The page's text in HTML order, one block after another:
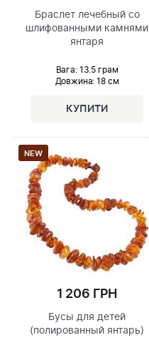
Браслет лечебный со
шлифованными камнями
янтаря
Вага: 13.5 грам
Довжина: 18 см
NEW
1 206 ГРН
Бусы для детей
(полированный янтарь)